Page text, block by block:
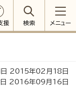
援 検索 メニュー
日 2015年02月18日
日 2016年09月16日